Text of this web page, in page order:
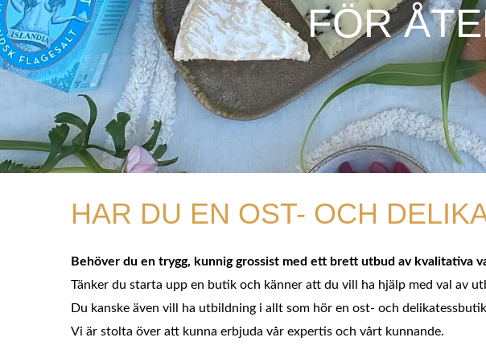
FÖR
HAR DU EN OST- OCH
Behöver du en trygg, kunnig grossist med ett brett utbud av kvalitativa
Tänker du starta upp en butik och känner att du vill ha hjälp med val av
Du kanske även vill ha utbildning i allt som hör en ost- och
Vi är stolta över att kunna erbjuda vår expertis och vårt kunnande.